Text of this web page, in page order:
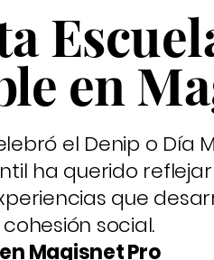
en
el Denip o Día
ha querido
que
social.
Magisnet Pro